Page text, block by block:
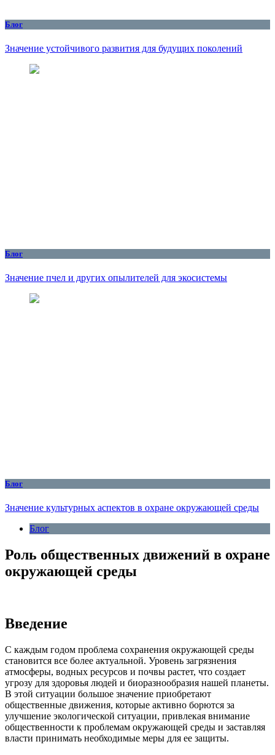
Блог
Значение устойчивого развития для будущих поколений
Блог
Значение пчел и других опылителей для экосистемы
Блог
Значение культурных аспектов в охране окружающей среды
Блог
Роль общественных движений в охране
окружающей среды
Введение
С каждым годом проблема сохранения окружающей среды
становится все более актуальной. Уровень загрязнения
атмосферы, водных ресурсов и почвы растет, что создает
угрозу для здоровья людей и биоразнообразия нашей планеты.
В этой ситуации большое значение приобретают
общественные движения, которые активно борются за
улучшение экологической ситуации, привлекая внимание
общественности к проблемам окружающей среды и заставляя
власти принимать необходимые меры для ее защиты.